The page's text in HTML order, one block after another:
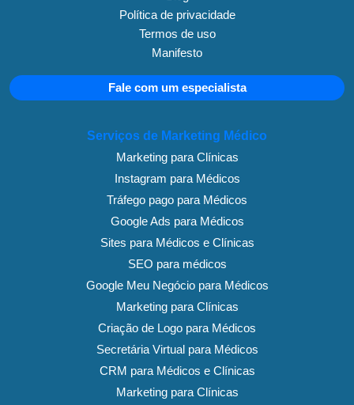
Política de privacidade
Termos de uso
Manifesto
Fale com um especialista
Serviços de Marketing Médico
Marketing para Clínicas
Instagram para Médicos
Tráfego pago para Médicos
Google Ads para Médicos
Sites para Médicos e Clínicas
SEO para médicos
Google Meu Negócio para Médicos
Marketing para Clínicas
Criação de Logo para Médicos
Secretária Virtual para Médicos
CRM para Médicos e Clínicas
Marketing para Clínicas